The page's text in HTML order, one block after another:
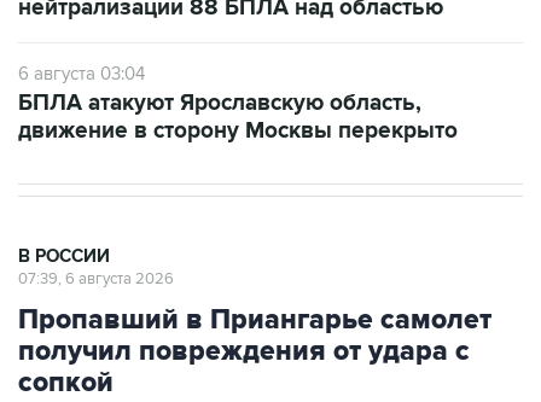
нейтрализации 88 БПЛА над областью
6 августа 03:04
БПЛА атакуют Ярославскую область,
движение в сторону Москвы перекрыто
В РОССИИ
07:39, 6 августа 2026
Пропавший в Приангарье самолет
получил повреждения от удара с
сопкой